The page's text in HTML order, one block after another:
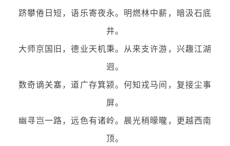
跻攀倦日短，语乐寄夜永。明燃林中薪，暗汲石底
井。
大师京国旧，德业天机秉。从来支许游，兴趣江湖
迥。
数奇谪关塞，道广存箕颍。何知戎马间，复接尘事
屏。
幽寻岂一路，远色有诸岭。晨光稍曚曨，更越西南
顶。